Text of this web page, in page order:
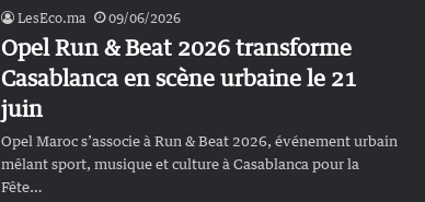
LesEco.ma 09/06/2026
Opel Run & Beat 2026 transforme
Casablanca en scène urbaine le 21
juin
Opel Maroc s’associe à Run & Beat 2026, événement urbain
mêlant sport, musique et culture à Casablanca pour la
Fête…